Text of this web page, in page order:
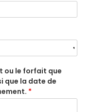
ou le forfait que
que la date de
*